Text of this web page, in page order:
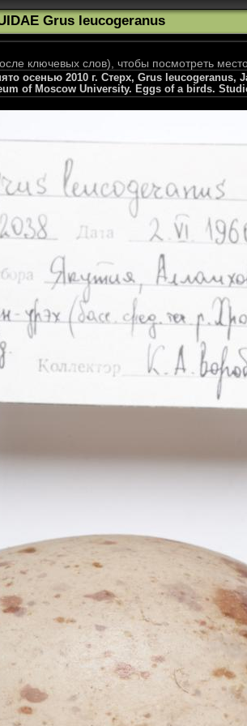
Grus leucogeranus
ключевых слов), чтобы посмотреть
осенью 2010 г. Стерх, Grus leucogeranus,
of Moscow University. Eggs of a birds.